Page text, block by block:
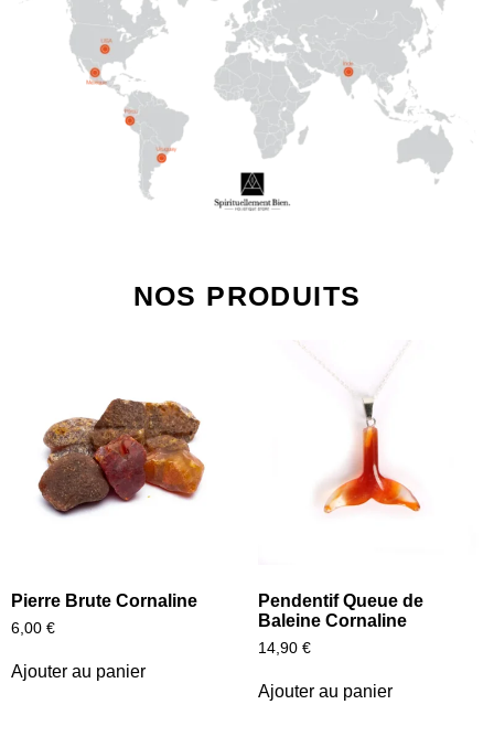
NOS PRODUITS
Pierre Brute Cornaline
6,00 €
Ajouter au panier
Pendentif Queue de
Baleine Cornaline
14,90 €
Ajouter au panier